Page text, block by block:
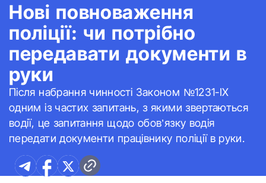
Нові повноваження
поліції: чи потрібно
передавати документи в
руки
Після набрання чинності Законом №1231-IX
одним із частих запитань, з якими звертаються
водії, це запитання щодо обов’язку водія
передати документи працівнику поліції в руки.